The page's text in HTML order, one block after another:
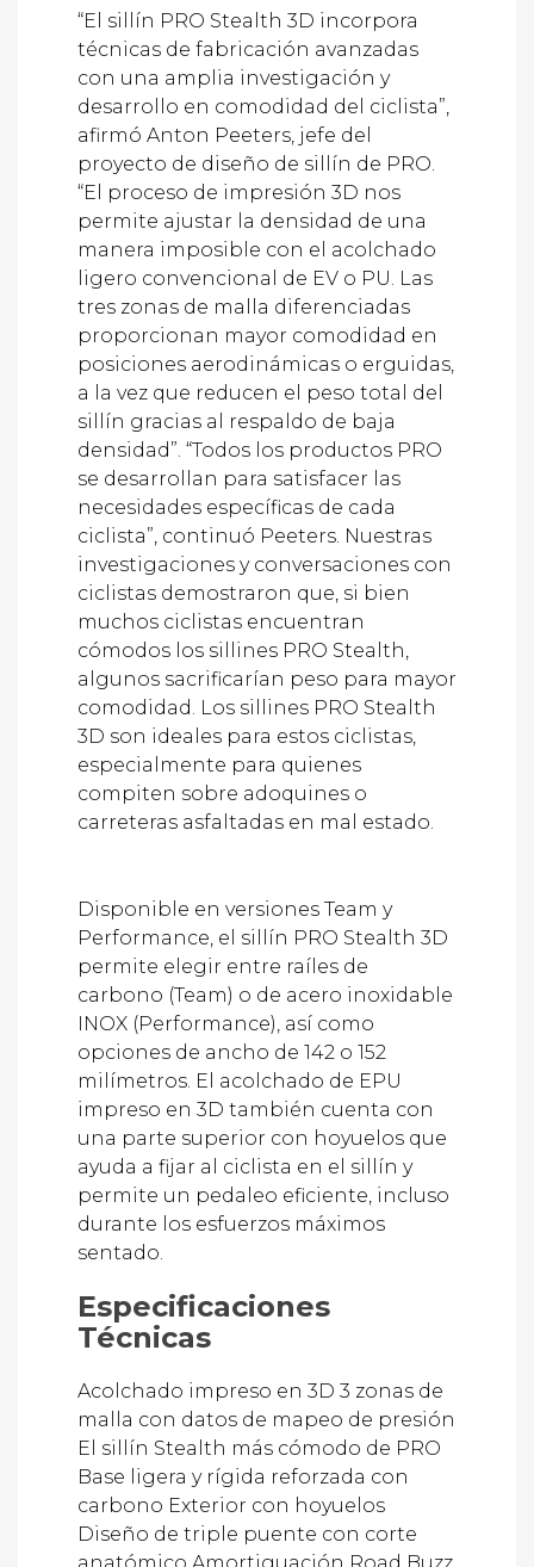
técnicas de fabricación avanzadas
con una amplia investigación y
desarrollo en comodidad del ciclista”,
afirmó Anton Peeters, jefe del
proyecto de diseño de sillín de PRO.
“El proceso de impresión 3D nos
permite ajustar la densidad de una
manera imposible con el acolchado
ligero convencional de EV o PU. Las
tres zonas de malla diferenciadas
proporcionan mayor comodidad en
posiciones aerodinámicas o erguidas,
a la vez que reducen el peso total del
sillín gracias al respaldo de baja
densidad”. “Todos los productos PRO
se desarrollan para satisfacer las
necesidades específicas de cada
ciclista”, continuó Peeters. Nuestras
investigaciones y conversaciones con
ciclistas demostraron que, si bien
muchos ciclistas encuentran
cómodos los sillines PRO Stealth,
algunos sacrificarían peso para mayor
comodidad. Los sillines PRO Stealth
3D son ideales para estos ciclistas,
especialmente para quienes
compiten sobre adoquines o
carreteras asfaltadas en mal estado.
Performance, el sillín PRO Stealth 3D
permite elegir entre raíles de
carbono (Team) o de acero inoxidable
INOX (Performance), así como
opciones de ancho de 142 o 152
milímetros. El acolchado de EPU
impreso en 3D también cuenta con
una parte superior con hoyuelos que
ayuda a fijar al ciclista en el sillín y
permite un pedaleo eficiente, incluso
durante los esfuerzos máximos
sentado.
Técnicas
malla con datos de mapeo de presión
El sillín Stealth más cómodo de PRO
Base ligera y rígida reforzada con
carbono Exterior con hoyuelos
Diseño de triple puente con corte
anatómico Amortiguación Road Buzz